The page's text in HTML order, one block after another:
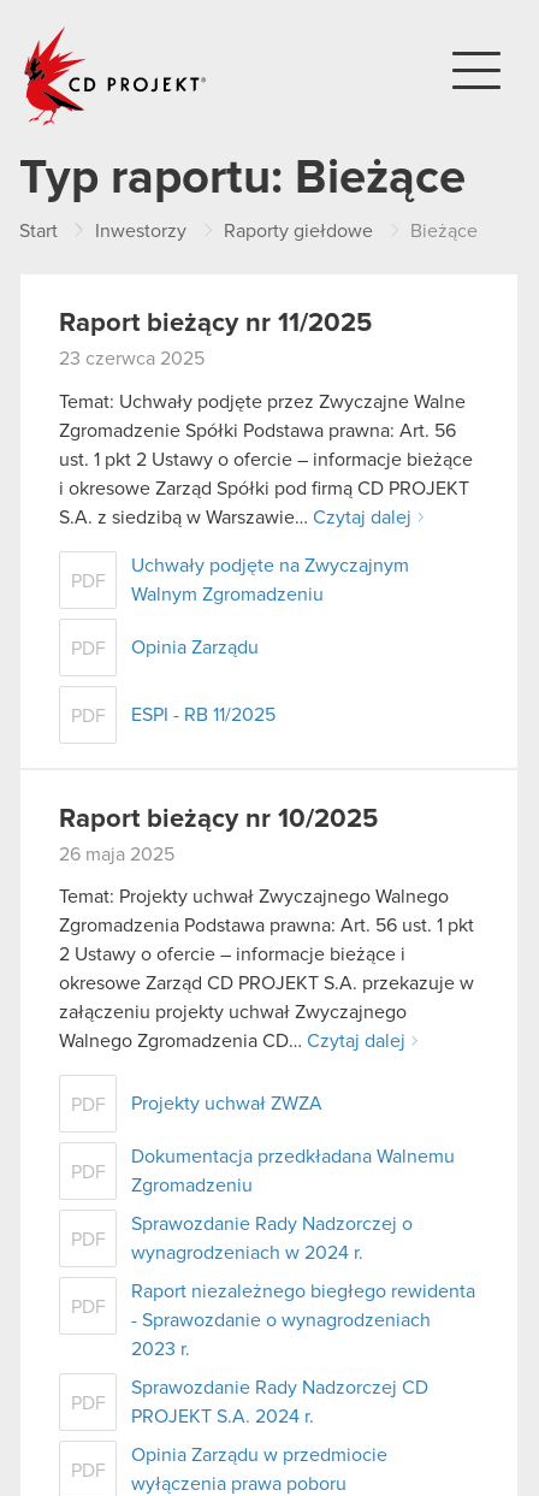
Typ raportu: Bieżące
Start Inwestorzy Raporty giełdowe Bieżące
Raport bieżący nr 11/2025
23 czerwca 2025
Temat: Uchwały podjęte przez Zwyczajne Walne
Zgromadzenie Spółki Podstawa prawna: Art. 56
ust. 1 pkt 2 Ustawy o ofercie – informacje bieżące
i okresowe Zarząd Spółki pod firmą CD PROJEKT
S.A. z siedzibą w Warszawie… Czytaj dalej
PDF
Uchwały podjęte na Zwyczajnym
Walnym Zgromadzeniu
PDF Opinia Zarządu
PDF ESPI - RB 11/2025
Raport bieżący nr 10/2025
26 maja 2025
Temat: Projekty uchwał Zwyczajnego Walnego
Zgromadzenia Podstawa prawna: Art. 56 ust. 1 pkt
2 Ustawy o ofercie – informacje bieżące i
okresowe Zarząd CD PROJEKT S.A. przekazuje w
załączeniu projekty uchwał Zwyczajnego
Walnego Zgromadzenia CD… Czytaj dalej
PDF Projekty uchwał ZWZA
PDF
Dokumentacja przedkładana Walnemu
Zgromadzeniu
PDF
Sprawozdanie Rady Nadzorczej o
wynagrodzeniach w 2024 r.
PDF
Raport niezależnego biegłego rewidenta
- Sprawozdanie o wynagrodzeniach
2023 r.
PDF
Sprawozdanie Rady Nadzorczej CD
PROJEKT S.A. 2024 r.
PDF
Opinia Zarządu w przedmiocie
wyłączenia prawa poboru